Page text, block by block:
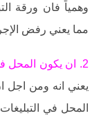
وهمياً فان ورقة
مما يعني رفض
2. ان يكون المحل في التبليغات القضائية معيناً:
يعني انه ومن اجل
المحل في